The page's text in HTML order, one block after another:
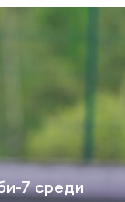
7 среди